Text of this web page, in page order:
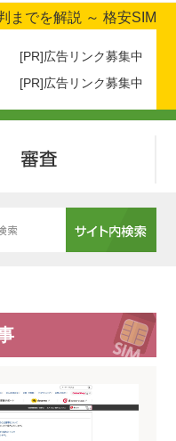
までを解説 ～ 格安SIM
[PR]広告リンク募集中
[PR]広告リンク募集中